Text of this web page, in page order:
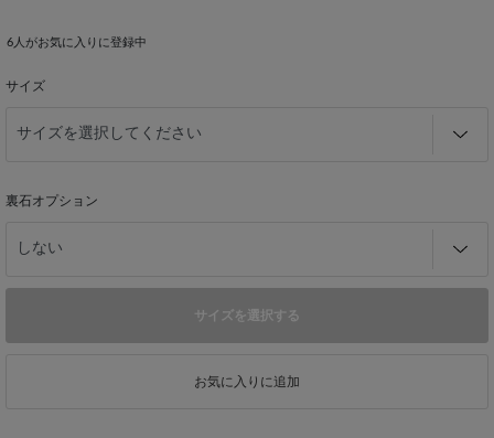
6 人がお気に入りに登録中
サイズ
裏石オプション
サイズを選択する
お気に入りに追加